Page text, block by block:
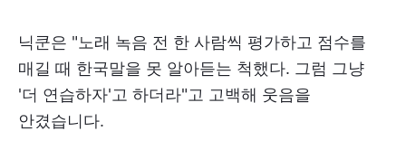
닉쿤은 "노래 녹음 전 한 사람씩 평가하고 점수를
매길 때 한국말을 못 알아듣는 척했다. 그럼 그냥
'더 연습하자'고 하더라"고 고백해 웃음을
안겼습니다.